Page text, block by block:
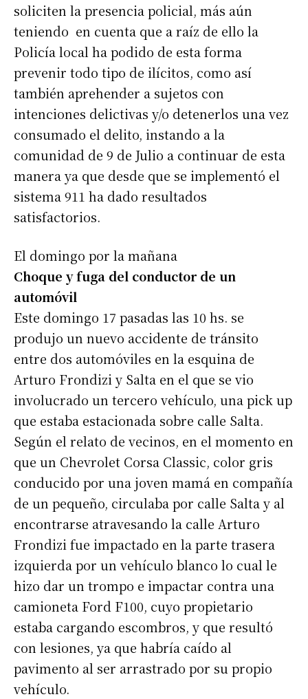
Suscribirme gratis
Dirección de correo electrónico *
Nombre
Apellidos
Número de teléfono
soliciten la presencia policial, más aún
teniendo en cuenta que a raíz de ello la
Policía local ha podido de esta forma
prevenir todo tipo de ilícitos, como así
también aprehender a sujetos con
intenciones delictivas y/o detenerlos una vez
consumado el delito, instando a la
comunidad de 9 de Julio a continuar de esta
manera ya que desde que se implementó el
sistema 911 ha dado resultados
satisfactorios.
El domingo por la mañana
Choque y fuga del conductor de un
automóvil
Este domingo 17 pasadas las 10 hs. se
produjo un nuevo accidente de tránsito
entre dos automóviles en la esquina de
Arturo Frondizi y Salta en el que se vio
involucrado un tercero vehículo, una pick up
que estaba estacionada sobre calle Salta.
Según el relato de vecinos, en el momento en
que un Chevrolet Corsa Classic, color gris
conducido por una joven mamá en compañía
de un pequeño, circulaba por calle Salta y al
encontrarse atravesando la calle Arturo
Frondizi fue impactado en la parte trasera
izquierda por un vehículo blanco lo cual le
hizo dar un trompo e impactar contra una
camioneta Ford F100, cuyo propietario
estaba cargando escombros, y que resultó
con lesiones, ya que habría caído al
pavimento al ser arrastrado por su propio
vehículo.